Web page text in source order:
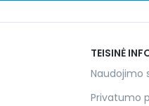
TEISINĖ
Naudojimo
Privatumo